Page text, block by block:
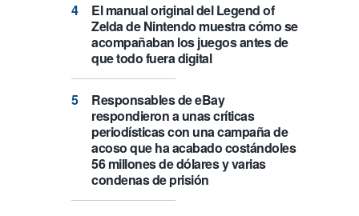
El manual original del Legend of
Zelda de Nintendo muestra cómo se
acompañaban los juegos antes de
que todo fuera digital
Responsables de eBay
respondieron a unas críticas
periodísticas con una campaña de
acoso que ha acabado costándoles
56 millones de dólares y varias
condenas de prisión